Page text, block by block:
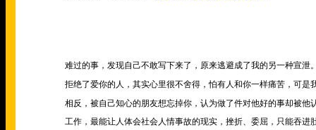
难过的事，发现自己不敢写下来了，原来逃避成了我的另一种宣泄
拒绝了爱你的人，其实心里很不舍得，怕有人和你一样痛苦，可是
相反，被自己知心的朋友想忘掉你，认为做了件对他好的事却被他
工作，最能让人体会社会人情事故的现实，挫折、委屈，只能吞